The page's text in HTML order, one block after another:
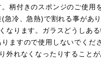
柄付きのスポンジのご使用
冷、急熱)で割れる事があ
ります。ガラスどうしあ
ますので使用しないでくだ
れなくなったりすることが